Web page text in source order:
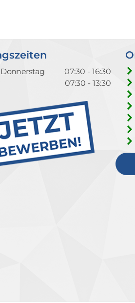
07:30 - 16:30
07:30 - 13:30